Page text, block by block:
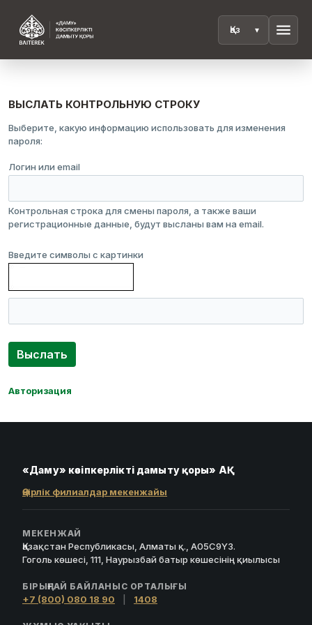
menu
ВЫСЛАТЬ КОНТРОЛЬНУЮ СТРОКУ
Выберите, какую информацию использовать для изменения
пароля:
Логин или email
Контрольная строка для смены пароля, а также ваши
регистрационные данные, будут высланы вам на email.
Введите символы с картинки
Авторизация
«Даму» кәсіпкерлікті дамыту қоры» АҚ
Өңірлік филиалдар мекенжайы
МЕКЕНЖАЙ
Қазақстан Республикасы, Алматы қ., A05C9Y3.
Гоголь көшесі, 111, Наурызбай батыр көшесінің қиылысы
БІРЫҢҒАЙ БАЙЛАНЫС ОРТАЛЫҒЫ
+7 (800) 080 18 90 1408